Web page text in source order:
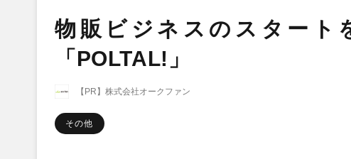
物販ビジネスのスタート
「POLTAL!」
【PR】株式会社オークファン
その他